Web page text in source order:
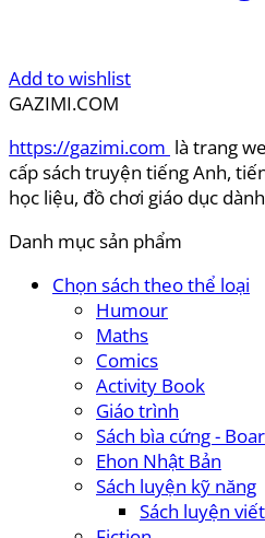
Add to wishlist
GAZIMI.COM
https://gazimi.com là trang
cấp sách truyện tiếng Anh,
học liệu, đồ chơi giáo dục
Danh mục sản phẩm
Chọn sách theo thể loại
Humour
Maths
Comics
Activity Book
Giáo trình
Sách bìa cứng -
Ehon Nhật Bản
Sách luyện kỹ năng
Sách luyện